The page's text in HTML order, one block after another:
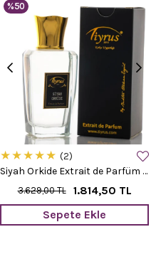
Siyah Orkide Extrait de Parfüm 50 ml.
★★★★★ 2
1.814,50 TL
3.629,00 TL
Sepete Ekle
%50